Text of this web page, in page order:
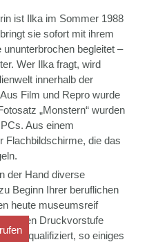
ist Ilka im Sommer 1988
sie sofort mit ihrem
begleitet –
Wer Ilka fragt, wird
innerhalb der
Film und Repro wurde
„Monstern“ wurden
Aus einem
Flachbildschirme, die das
der Hand diverse
Beginn Ihrer beruflichen
heute museumsreif
Druckvorstufe
qualifiziert, so einiges